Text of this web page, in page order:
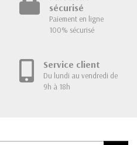
sécurisé
Paiement en ligne
100% sécurisé
Service client
Du lundi au vendredi de
9h à 18h